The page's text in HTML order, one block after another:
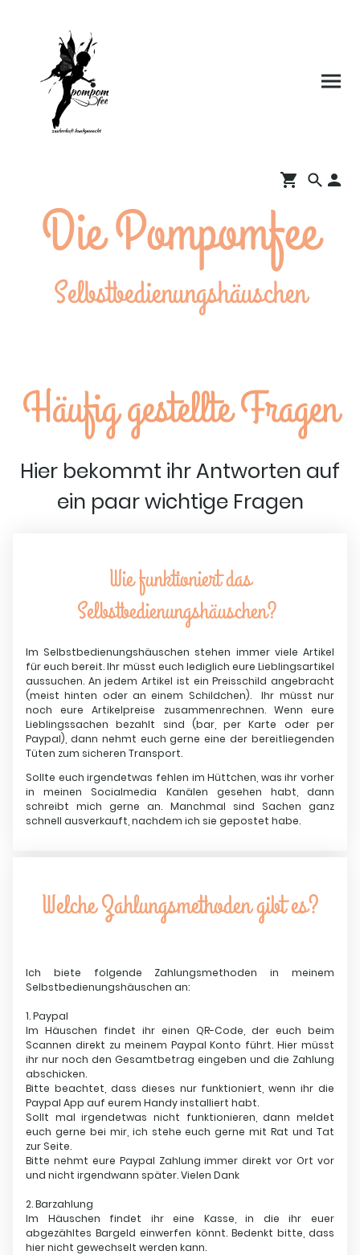
Die Pompomfee
Selbstbedienungshäuschen
Häufig gestellte Fragen
Hier bekommt ihr Antworten auf
ein paar wichtige Fragen
Wie funktioniert das
Selbstbedienungshäuschen?
Im Selbstbedienungshäuschen stehen immer viele Artikel
für euch bereit. Ihr müsst euch lediglich eure Lieblingsartikel
aussuchen. An jedem Artikel ist ein Preisschild angebracht
(meist hinten oder an einem Schildchen). Ihr müsst nur
noch eure Artikelpreise zusammenrechnen. Wenn eure
Lieblingssachen bezahlt sind (bar, per Karte oder per
Paypal), dann nehmt euch gerne eine der bereitliegenden
Tüten zum sicheren Transport.
Sollte euch irgendetwas fehlen im Hüttchen, was ihr vorher
in meinen Socialmedia Kanälen gesehen habt, dann
schreibt mich gerne an. Manchmal sind Sachen ganz
schnell ausverkauft, nachdem ich sie gepostet habe.
Welche Zahlungsmethoden gibt es?
Ich biete folgende Zahlungsmethoden in meinem
Selbstbedienungshäuschen an:
1. Paypal
Im Häuschen findet ihr einen QR-Code, der euch beim
Scannen direkt zu meinem Paypal Konto führt. Hier müsst
ihr nur noch den Gesamtbetrag eingeben und die Zahlung
abschicken.
Bitte beachtet, dass dieses nur funktioniert, wenn ihr die
Paypal App auf eurem Handy installiert habt.
Sollt mal irgendetwas nicht funktionieren, dann meldet
euch gerne bei mir, ich stehe euch gerne mit Rat und Tat
zur Seite.
Bitte nehmt eure Paypal Zahlung immer direkt vor Ort vor
und nicht irgendwann später. Vielen Dank
2. Barzahlung
Im Häuschen findet ihr eine Kasse, in die ihr euer
abgezähltes Bargeld einwerfen könnt. Bedenkt bitte, dass
hier nicht gewechselt werden kann.